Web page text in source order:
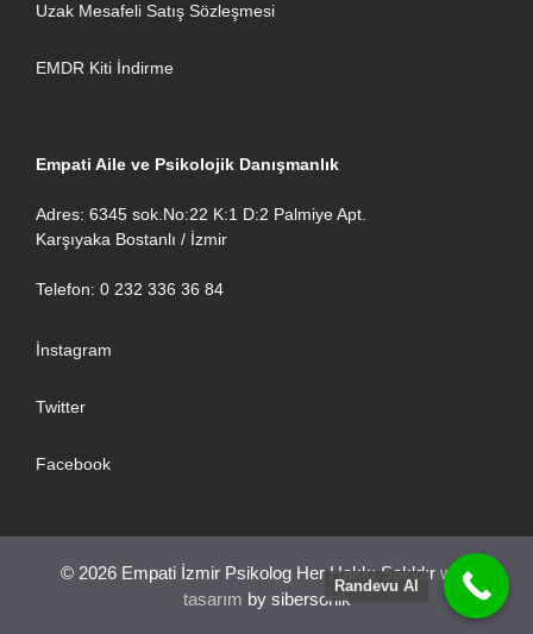
Uzak Mesafeli Satış Sözleşmesi
EMDR Kiti İndirme
Empati Aile ve Psikolojik Danışmanlık
Adres: 6345 sok.No:22 K:1 D:2 Palmiye Apt.
Karşıyaka Bostanlı / İzmir
Telefon: 0 232 336 36 84
İnstagram
Twitter
Facebook
© 2026 Empati İzmir Psikolog Her Hakkı Sakldır web
tasarım by sibersonik
Randevu Al